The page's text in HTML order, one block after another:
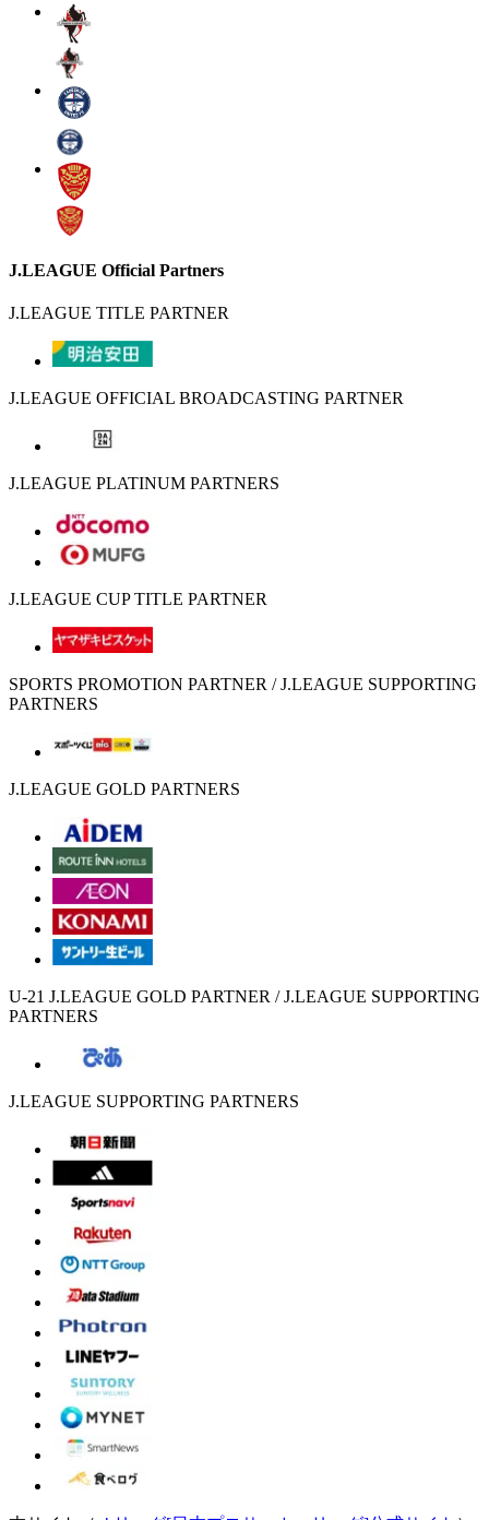
J.LEAGUE Official Partners
J.LEAGUE TITLE PARTNER
J.LEAGUE OFFICIAL BROADCASTING PARTNER
J.LEAGUE PLATINUM PARTNERS
J.LEAGUE CUP TITLE PARTNER
SPORTS PROMOTION PARTNER / J.LEAGUE SUPPORTING
PARTNERS
J.LEAGUE GOLD PARTNERS
U-21 J.LEAGUE GOLD PARTNER / J.LEAGUE SUPPORTING
PARTNERS
J.LEAGUE SUPPORTING PARTNERS